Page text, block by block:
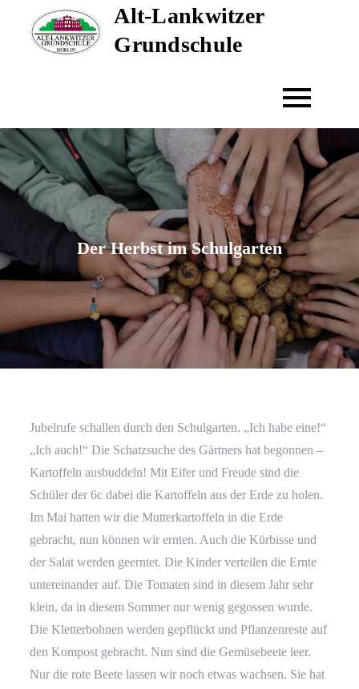
Alt-Lankwitzer
Grundschule
Der Herbst im Schulgarten
Jubelrufe schallen durch den Schulgarten. „Ich habe eine!“
„Ich auch!“ Die Schatzsuche des Gärtners hat begonnen –
Kartoffeln ausbuddeln! Mit Eifer und Freude sind die
Schüler der 6c dabei die Kartoffeln aus der Erde zu holen.
Im Mai hatten wir die Mutterkartoffeln in die Erde
gebracht, nun können wir ernten. Auch die Kürbisse und
der Salat werden geerntet. Die Kinder verteilen die Ernte
untereinander auf. Die Tomaten sind in diesem Jahr sehr
klein, da in diesem Sommer nur wenig gegossen wurde.
Die Kletterbohnen werden gepflückt und Pflanzenreste auf
den Kompost gebracht. Nun sind die Gemüsebeete leer.
Nur die rote Beete lassen wir noch etwas wachsen. Sie hat